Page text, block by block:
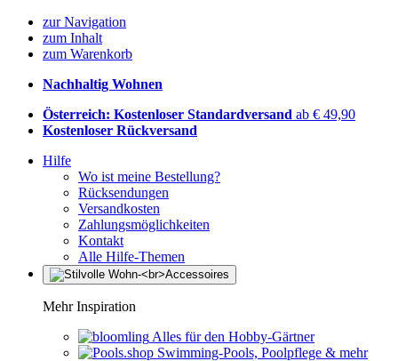
zur Navigation
zum Inhalt
zum Warenkorb
Nachhaltig Wohnen
Österreich: Kostenloser Standardversand ab € 49,90
Kostenloser Rückversand
Hilfe
Wo ist meine Bestellung?
Rücksendungen
Versandkosten
Zahlungsmöglichkeiten
Kontakt
Alle Hilfe-Themen
Mehr Inspiration
Alles für den Hobby-Gärtner
Swimming-Pools, Poolpflege & mehr